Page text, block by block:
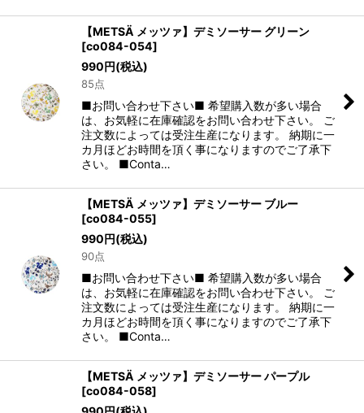
【METSÄ メッツァ】デミソーサー グリーン
[co084-054]
990円(税込)
85点
■お問い合わせ下さい■ 希望購入数が多い場合
は、お気軽に在庫確認をお問い合わせ下さい。 ご
注文数によっては受注生産になります。 納期に一
カ月ほどお時間を頂く事になりますのでご了承下
さい。 ■Conta…
【METSÄ メッツァ】デミソーサー ブルー
[co084-055]
990円(税込)
90点
■お問い合わせ下さい■ 希望購入数が多い場合
は、お気軽に在庫確認をお問い合わせ下さい。 ご
注文数によっては受注生産になります。 納期に一
カ月ほどお時間を頂く事になりますのでご了承下
さい。 ■Conta…
【METSÄ メッツァ】デミソーサー パープル
[co084-058]